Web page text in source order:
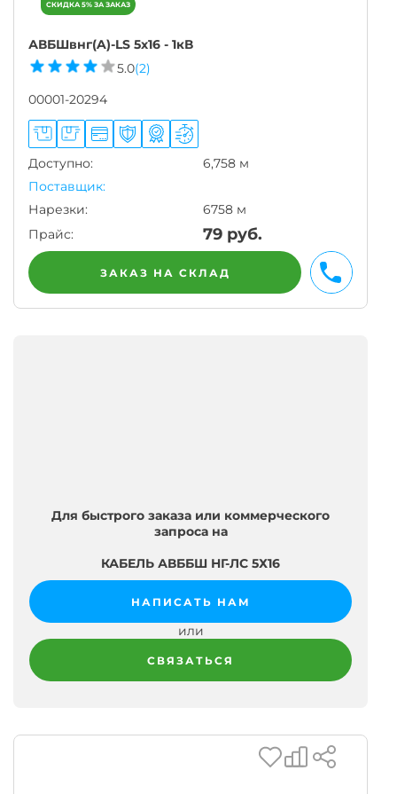
АВБШвнг(A)-LS 5х16 - 1кВ
5.0(2)
00001-20294
Доступно:
6,758 м
Поставщик:
Нарезки:
6758 м
Прайс:
79 руб.
ЗАКАЗ НА СКЛАД
Для быстрого заказа или коммерческого
запроса на
КАБЕЛЬ АВББШ НГ-ЛС 5Х16
НАПИСАТЬ НАМ
или
СВЯЗАТЬСЯ